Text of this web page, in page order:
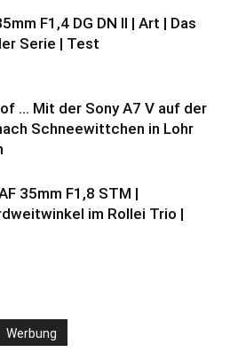
F1,4 DG DN II | Art | Das
Serie | Test
… Mit der Sony A7 V auf der
Schneewittchen in Lohr
35mm F1,8 STM |
im Rollei Trio |
Werbung